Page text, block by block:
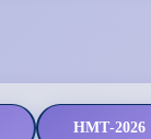
НМТ-2026